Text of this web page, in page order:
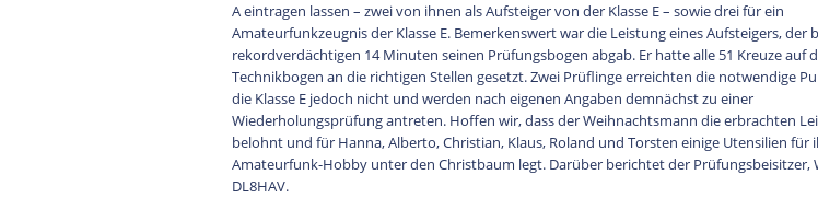
A eintragen lassen – zwei von ihnen als Aufsteiger von der Klasse E – sowie drei für ein
Amateurfunkzeugnis der Klasse E. Bemerkenswert war die Leistung eines Aufsteigers, der
rekordverdächtigen 14 Minuten seinen Prüfungsbogen abgab. Er hatte alle 51 Kreuze auf
Technikbogen an die richtigen Stellen gesetzt. Zwei Prüflinge erreichten die notwendige
die Klasse E jedoch nicht und werden nach eigenen Angaben demnächst zu einer
Wiederholungsprüfung antreten. Hoffen wir, dass der Weihnachtsmann die erbrachten
belohnt und für Hanna, Alberto, Christian, Klaus, Roland und Torsten einige Utensilien für
Amateurfunk-Hobby unter den Christbaum legt. Darüber berichtet der Prüfungsbeisitzer,
DL8HAV.